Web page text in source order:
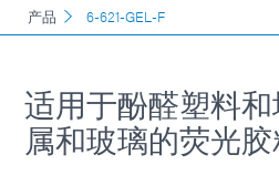
产品 6-621-GEL-F
适用于酚醛塑料
属和玻璃的荧光